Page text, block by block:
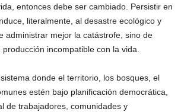
entonces debe ser cambiado. Persistir en
literalmente, al desastre ecológico y
administrar mejor la catástrofe, sino de
incompatible con la vida.
donde el territorio, los bosques, el
estén bajo planificación democrática,
de trabajadores, comunidades y